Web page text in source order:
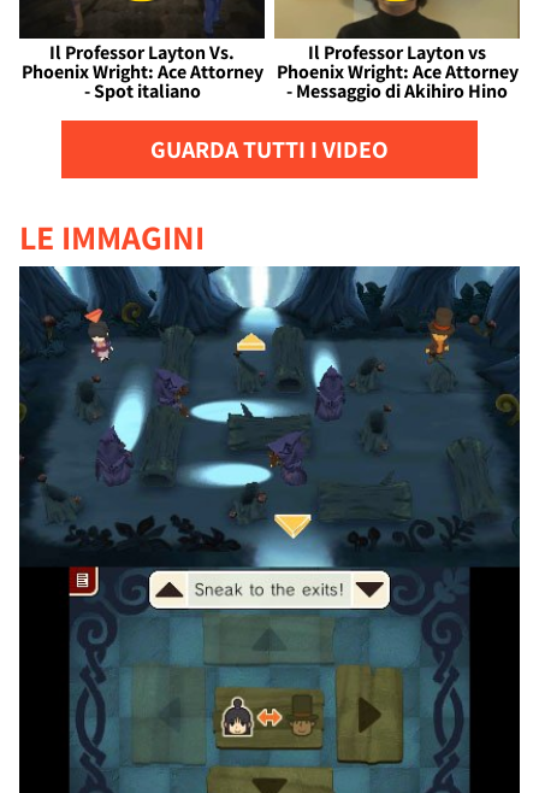
Il Professor Layton Vs.
Phoenix Wright: Ace Attorney
- Spot italiano
Il Professor Layton vs
Phoenix Wright: Ace Attorney
- Messaggio di Akihiro Hino
GUARDA TUTTI I VIDEO
LE IMMAGINI